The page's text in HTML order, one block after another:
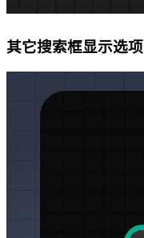
其它搜索框显示选项